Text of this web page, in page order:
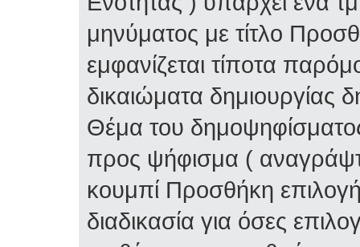
μηνύματος με τίτλο
εμφανίζεται τίποτα
δικαιώματα δημιουργίας
Θέμα του
προς ψήφισμα (
κουμπί Προσθήκη
διαδικασία για όσες